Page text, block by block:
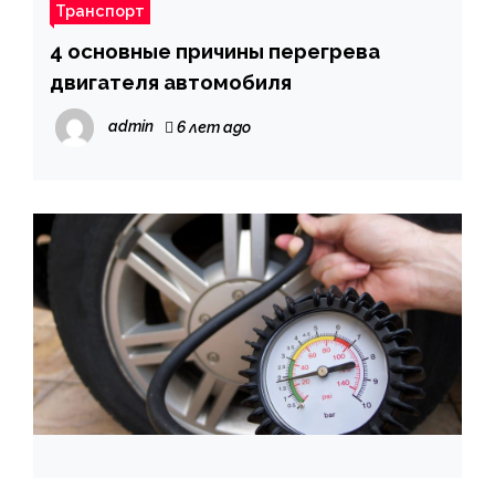
Транспорт
4 основные причины перегрева
двигателя автомобиля
admin 6 лет ago